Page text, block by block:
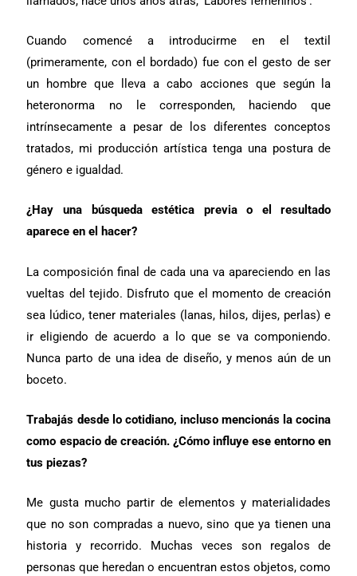
Cuando comencé a introducirme en el textil
(primeramente, con el bordado) fue con el gesto de ser
un hombre que lleva a cabo acciones que según la
heteronorma no le corresponden, haciendo que
intrínsecamente a pesar de los diferentes conceptos
tratados, mi producción artística tenga una postura de
género e igualdad.
¿Hay una búsqueda estética previa o el resultado
aparece en el hacer?
La composición final de cada una va apareciendo en las
vueltas del tejido. Disfruto que el momento de creación
sea lúdico, tener materiales (lanas, hilos, dijes, perlas) e
ir eligiendo de acuerdo a lo que se va componiendo.
Nunca parto de una idea de diseño, y menos aún de un
boceto.
Trabajás desde lo cotidiano, incluso mencionás la cocina
como espacio de creación. ¿Cómo influye ese entorno en
tus piezas?
Me gusta mucho partir de elementos y materialidades
que no son compradas a nuevo, sino que ya tienen una
historia y recorrido. Muchas veces son regalos de
personas que heredan o encuentran estos objetos, como